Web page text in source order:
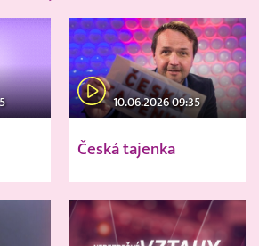
10.06.2026 09:35
Česká tajenka